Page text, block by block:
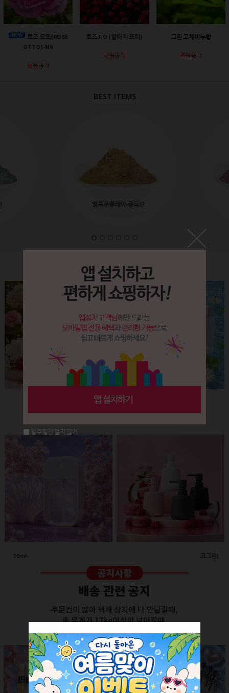
로즈 오또(ROSE
OTTO)-MN
회원공개
로즈 F.O (알러지 프리)
회원공개
그린 고체비누향
회원공개
BEST ITEMS
옐로우클레이-중국산
Label&Bottle
50ml-애플 스프레이(투명/화이트캡)
회원공개
260ml-고급세라믹 펌프용기(다크그린)
회원공개
더보기 +
일주일간 열지 않기